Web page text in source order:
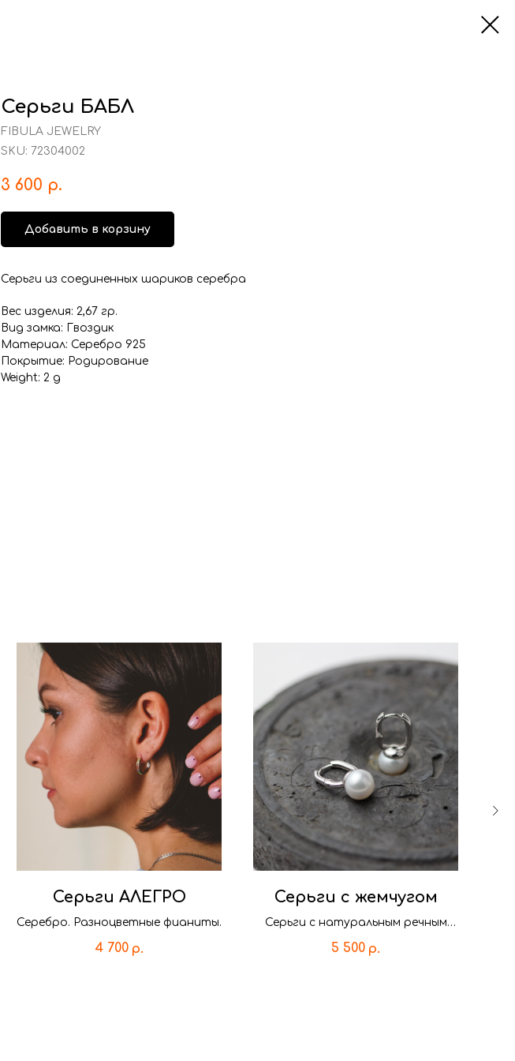
Серьги БАБЛ
FIBULA JEWELRY
SKU: 72304002
3 600 р.
Добавить в корзину
Серьги из соединенных шариков серебра
Вес изделия: 2,67 гр.
Вид замка: Гвоздик
Материал: Серебро 925
Покрытие: Родирование
Weight: 2 g
Серьги АЛЕГРО
Серебро. Разноцветные фианиты.
4 700 р.
Серьги с жемчугом
Серьги с натуральным речным
5 500 р.